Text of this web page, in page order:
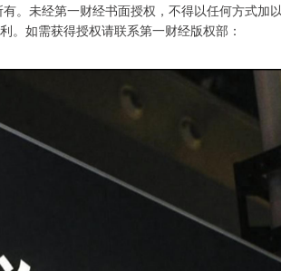
。未经第一财经书面授权，不得以任何方式加
。如需获得授权请联系第一财经版权部：